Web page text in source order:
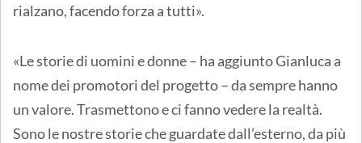
rialzano, facendo forza a tutti».
«Le storie di uomini e donne – ha aggiunto Gianluca a
nome dei promotori del progetto – da sempre hanno
un valore. Trasmettono e ci fanno vedere la realtà.
Sono le nostre storie che guardate dall’esterno, da più